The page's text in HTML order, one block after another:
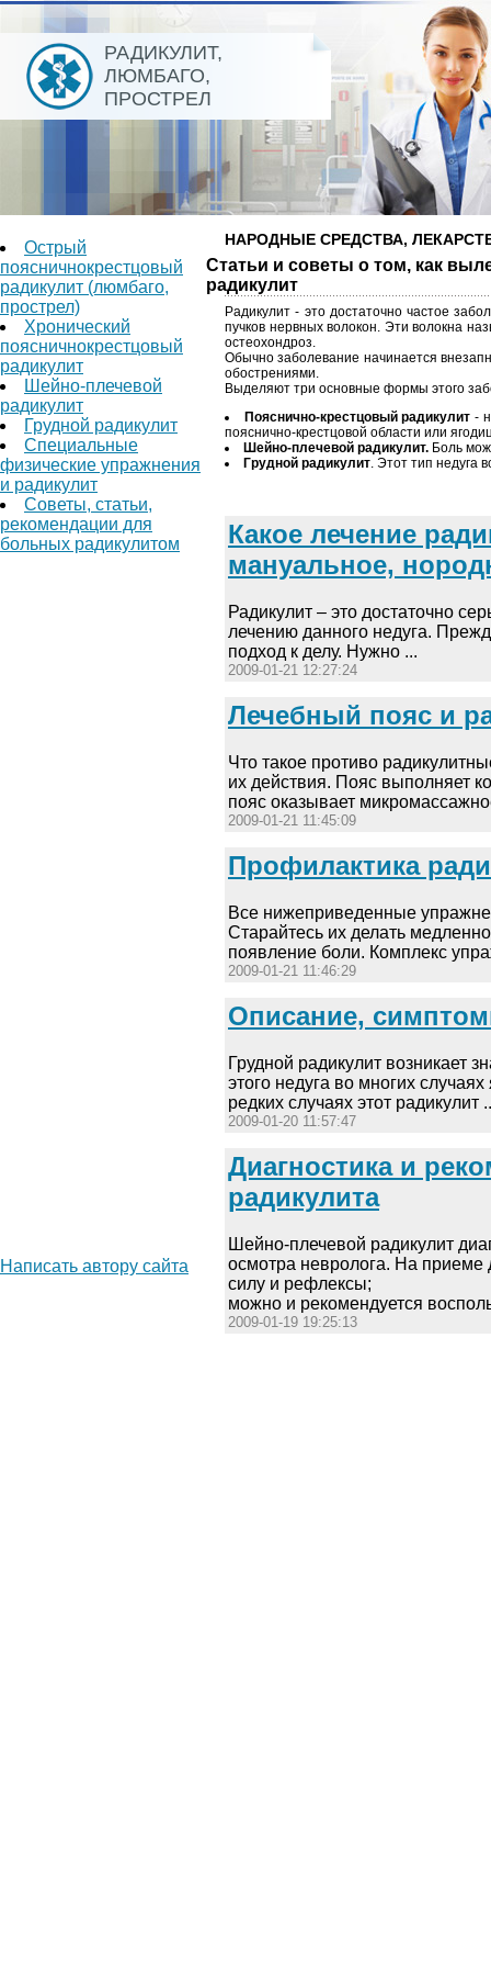
РАДИКУЛИТ,
ЛЮМБАГО,
ПРОСТРЕЛ
Острый
поясничнокрестцовый
радикулит (люмбаго,
прострел)
Хронический
поясничнокрестцовый
радикулит
Шейно-плечевой
радикулит
Грудной радикулит
Специальные
физические упражнения
и радикулит
Советы, статьи,
рекомендации для
больных радикулитом
Написать автору сайта
НАРОДНЫЕ СРЕДСТВА,
Статьи и советы о том, как
радикулит
Радикулит - это достаточно частое
пучков нервных волокон. Эти волокна
остеохондроз.
Обычно заболевание начинается
обострениями.
Выделяют три основные формы этого
Пояснично-крестцовый радикулит-
пояснично-крестцовой области или
Шейно-плечевой радикулит. Боль
Грудной радикулит. Этот тип недуга
Какое лечение
мануальное,
Радикулит – это достаточно
лечению данного недуга.
подход к делу. Нужно ...
2009-01-21 12:27:24
Лечебный пояс и
Что такое противо
их действия. Пояс выполняет
пояс оказывает
2009-01-21 11:45:09
Профилактика
Все нижеприведенные
Старайтесь их делать
появление боли. Комплекс
2009-01-21 11:46:29
Описание,
Грудной радикулит возникает
этого недуга во многих
редких случаях этот радикулит
2009-01-20 11:57:47
Диагностика и
радикулита
Шейно-плечевой радикулит
осмотра невролога. На приеме
силу и рефлексы;
можно и рекомендуется
2009-01-19 19:25:13